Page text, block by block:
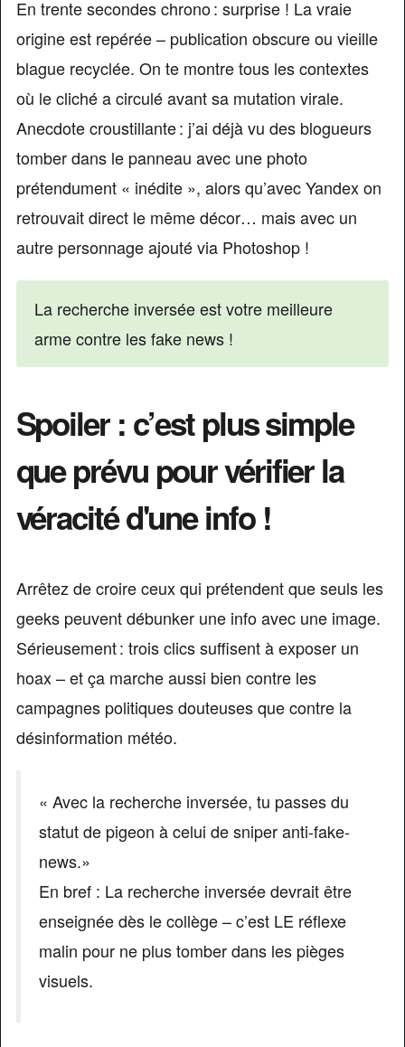
En trente secondes chrono : surprise ! La vraie
origine est repérée – publication obscure ou vieille
blague recyclée. On te montre tous les contextes
où le cliché a circulé avant sa mutation virale.
Anecdote croustillante : j’ai déjà vu des blogueurs
tomber dans le panneau avec une photo
prétendument « inédite », alors qu’avec Yandex on
retrouvait direct le même décor… mais avec un
autre personnage ajouté via Photoshop !
La recherche inversée est votre meilleure
arme contre les fake news !
Spoiler : c’est plus simple
que prévu pour vérifier la
véracité d'une info !
Arrêtez de croire ceux qui prétendent que seuls les
geeks peuvent débunker une info avec une image.
Sérieusement : trois clics suffisent à exposer un
hoax – et ça marche aussi bien contre les
campagnes politiques douteuses que contre la
désinformation météo.
« Avec la recherche inversée, tu passes du
statut de pigeon à celui de sniper anti-fake-
news.»
En bref : La recherche inversée devrait être
enseignée dès le collège – c’est LE réflexe
malin pour ne plus tomber dans les pièges
visuels.